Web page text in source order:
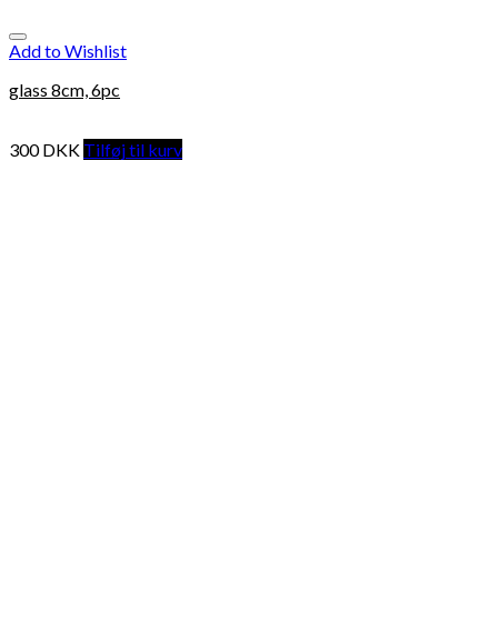
Add to Wishlist
glass 8cm, 6pc
300DKK Tilføj til kurv